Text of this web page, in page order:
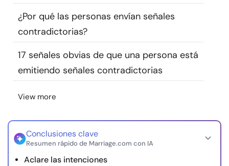
Encuentra un terapeuta
Idioma ES
nosotros
¿Por qué las personas envían señales
contradictorias?
17 señales obvias de que una persona está
emitiendo señales contradictorias
View more
Conclusiones clave
Resumen rápido de Marriage.com con IA
Aclare las intenciones